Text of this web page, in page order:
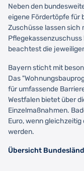
Neben den
eigene Fördertöpfe für
Zuschüsse lassen sich
beachtest die
Bayern sticht mit
Das
für umfassende
Westfalen bietet über
Einzelmaßnahmen.
Euro, wenn
werden.
Übersicht